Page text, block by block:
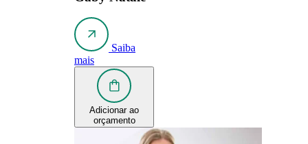
Saiba
mais
Adicionar ao
orçamento